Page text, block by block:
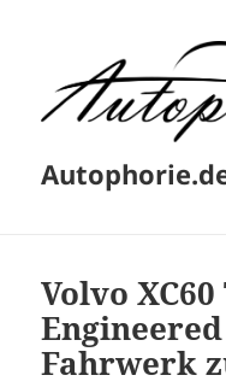
Volvo
Fahrwerk